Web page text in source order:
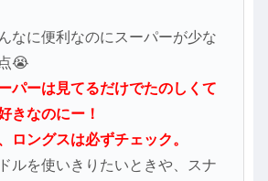
なに便利なのにスーパーが少な
😭
パーは見てるだけでたのしくて
きなのにー！
ロングスは必ずチェック。
ルを使いきりたいときや、スナ